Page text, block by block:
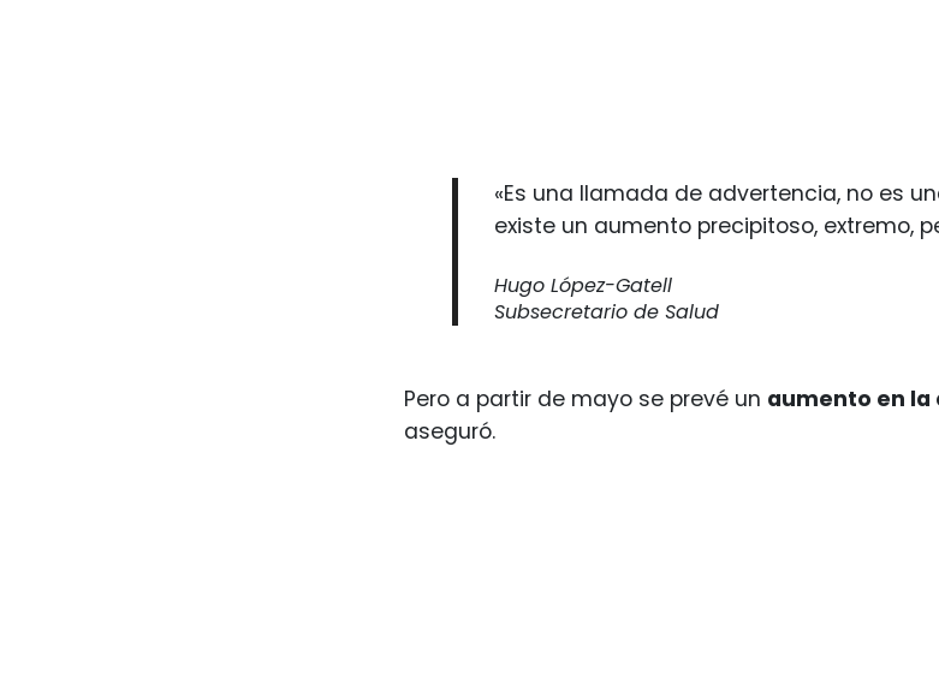
«Es una llamada de advertencia, no es
existe un aumento precipitoso, extremo,
Hugo López-Gatell
Subsecretario de Salud
Pero a partir de mayo se prevé un aumento en la
aseguró.